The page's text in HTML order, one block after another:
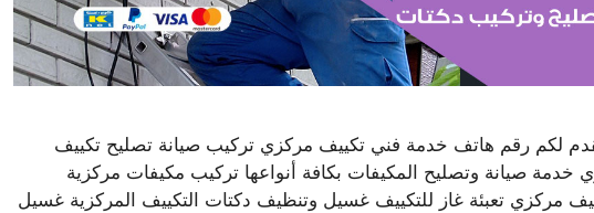
لكم رقم هاتف خدمة فني تكييف مركزي تركيب صيانة تصليح تكييف
خدمة صيانة وتصليح المكيفات بكافة أنواعها تركيب مكيفات مركزية
مركزي تعبئة غاز للتكييف غسيل وتنظيف دكتات التكييف المركزية غسيل